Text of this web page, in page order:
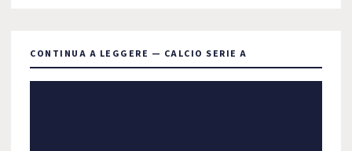
CONTINUA A LEGGERE — CALCIO SERIE A